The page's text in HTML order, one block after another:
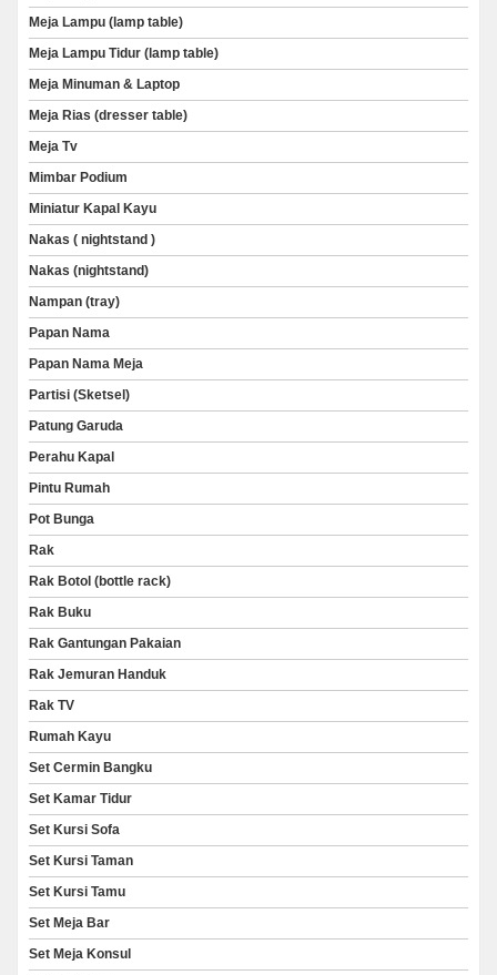
Meja Lampu (lamp table)
Meja Lampu Tidur (lamp table)
Meja Minuman & Laptop
Meja Rias (dresser table)
Meja Tv
Mimbar Podium
Miniatur Kapal Kayu
Nakas ( nightstand )
Nakas (nightstand)
Nampan (tray)
Papan Nama
Papan Nama Meja
Partisi (Sketsel)
Patung Garuda
Perahu Kapal
Pintu Rumah
Pot Bunga
Rak
Rak Botol (bottle rack)
Rak Buku
Rak Gantungan Pakaian
Rak Jemuran Handuk
Rak TV
Rumah Kayu
Set Cermin Bangku
Set Kamar Tidur
Set Kursi Sofa
Set Kursi Taman
Set Kursi Tamu
Set Meja Bar
Set Meja Konsul